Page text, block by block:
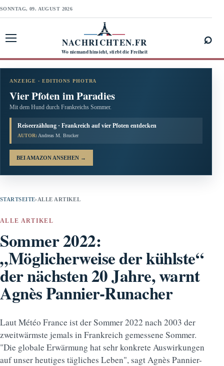
SONNTAG, 09. AUGUST 2026
NACHRICHTEN.FR
Wo niemand hinsieht, stirbt die Freiheit
⌕
ANZEIGE · EDITIONS PHOTRA
Vier Pfoten im Paradies
Mit dem Hund durch Frankreichs Sommer.
Reiseerzählung · Frankreich auf vier Pfoten entdecken
AUTOR: Andreas M. Brucker
BEI AMAZON ANSEHEN →
STARTSEITE› ALLE ARTIKEL
ALLE ARTIKEL
Sommer 2022:
„Möglicherweise der kühlste“
der nächsten 20 Jahre, warnt
Agnès Pannier-Runacher
Laut Météo France ist der Sommer 2022 nach 2003 der
zweitwärmste jemals in Frankreich gemessene Sommer.
"Die globale Erwärmung hat sehr konkrete Auswirkungen
auf unser heutiges tägliches Leben", sagt Agnès Pannier-